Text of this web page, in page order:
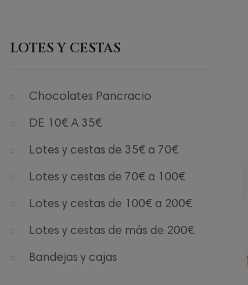
LOTES Y CESTAS
Chocolates Pancracio
DE 10€ A 35€
Lotes y cestas de 35€ a 70€
Lotes y cestas de 70€ a 100€
Lotes y cestas de 100€ a 200€
Lotes y cestas de más de 200€
Bandejas y cajas